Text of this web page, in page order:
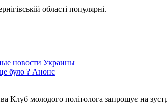
області популярні.
новости Украины
було ? Анонс
Клуб молодого політолога запрошує на